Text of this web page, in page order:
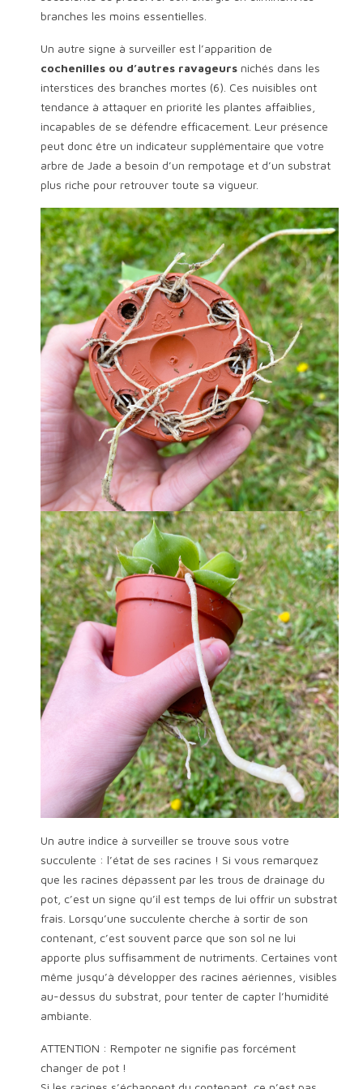
branches les moins essentielles.
Un autre signe à surveiller est l’apparition de
cochenilles ou d’autres ravageurs nichés dans les
interstices des branches mortes (6). Ces nuisibles ont
tendance à attaquer en priorité les plantes affaiblies,
incapables de se défendre efficacement. Leur présence
peut donc être un indicateur supplémentaire que votre
arbre de Jade a besoin d’un rempotage et d’un substrat
plus riche pour retrouver toute sa vigueur.
Un autre indice à surveiller se trouve sous votre
succulente : l’état de ses racines ! Si vous remarquez
que les racines dépassent par les trous de drainage du
pot, c’est un signe qu’il est temps de lui offrir un substrat
frais. Lorsqu’une succulente cherche à sortir de son
contenant, c’est souvent parce que son sol ne lui
apporte plus suffisamment de nutriments. Certaines vont
même jusqu’à développer des racines aériennes, visibles
au-dessus du substrat, pour tenter de capter l’humidité
ambiante.
ATTENTION : Rempoter ne signifie pas forcément
changer de pot !